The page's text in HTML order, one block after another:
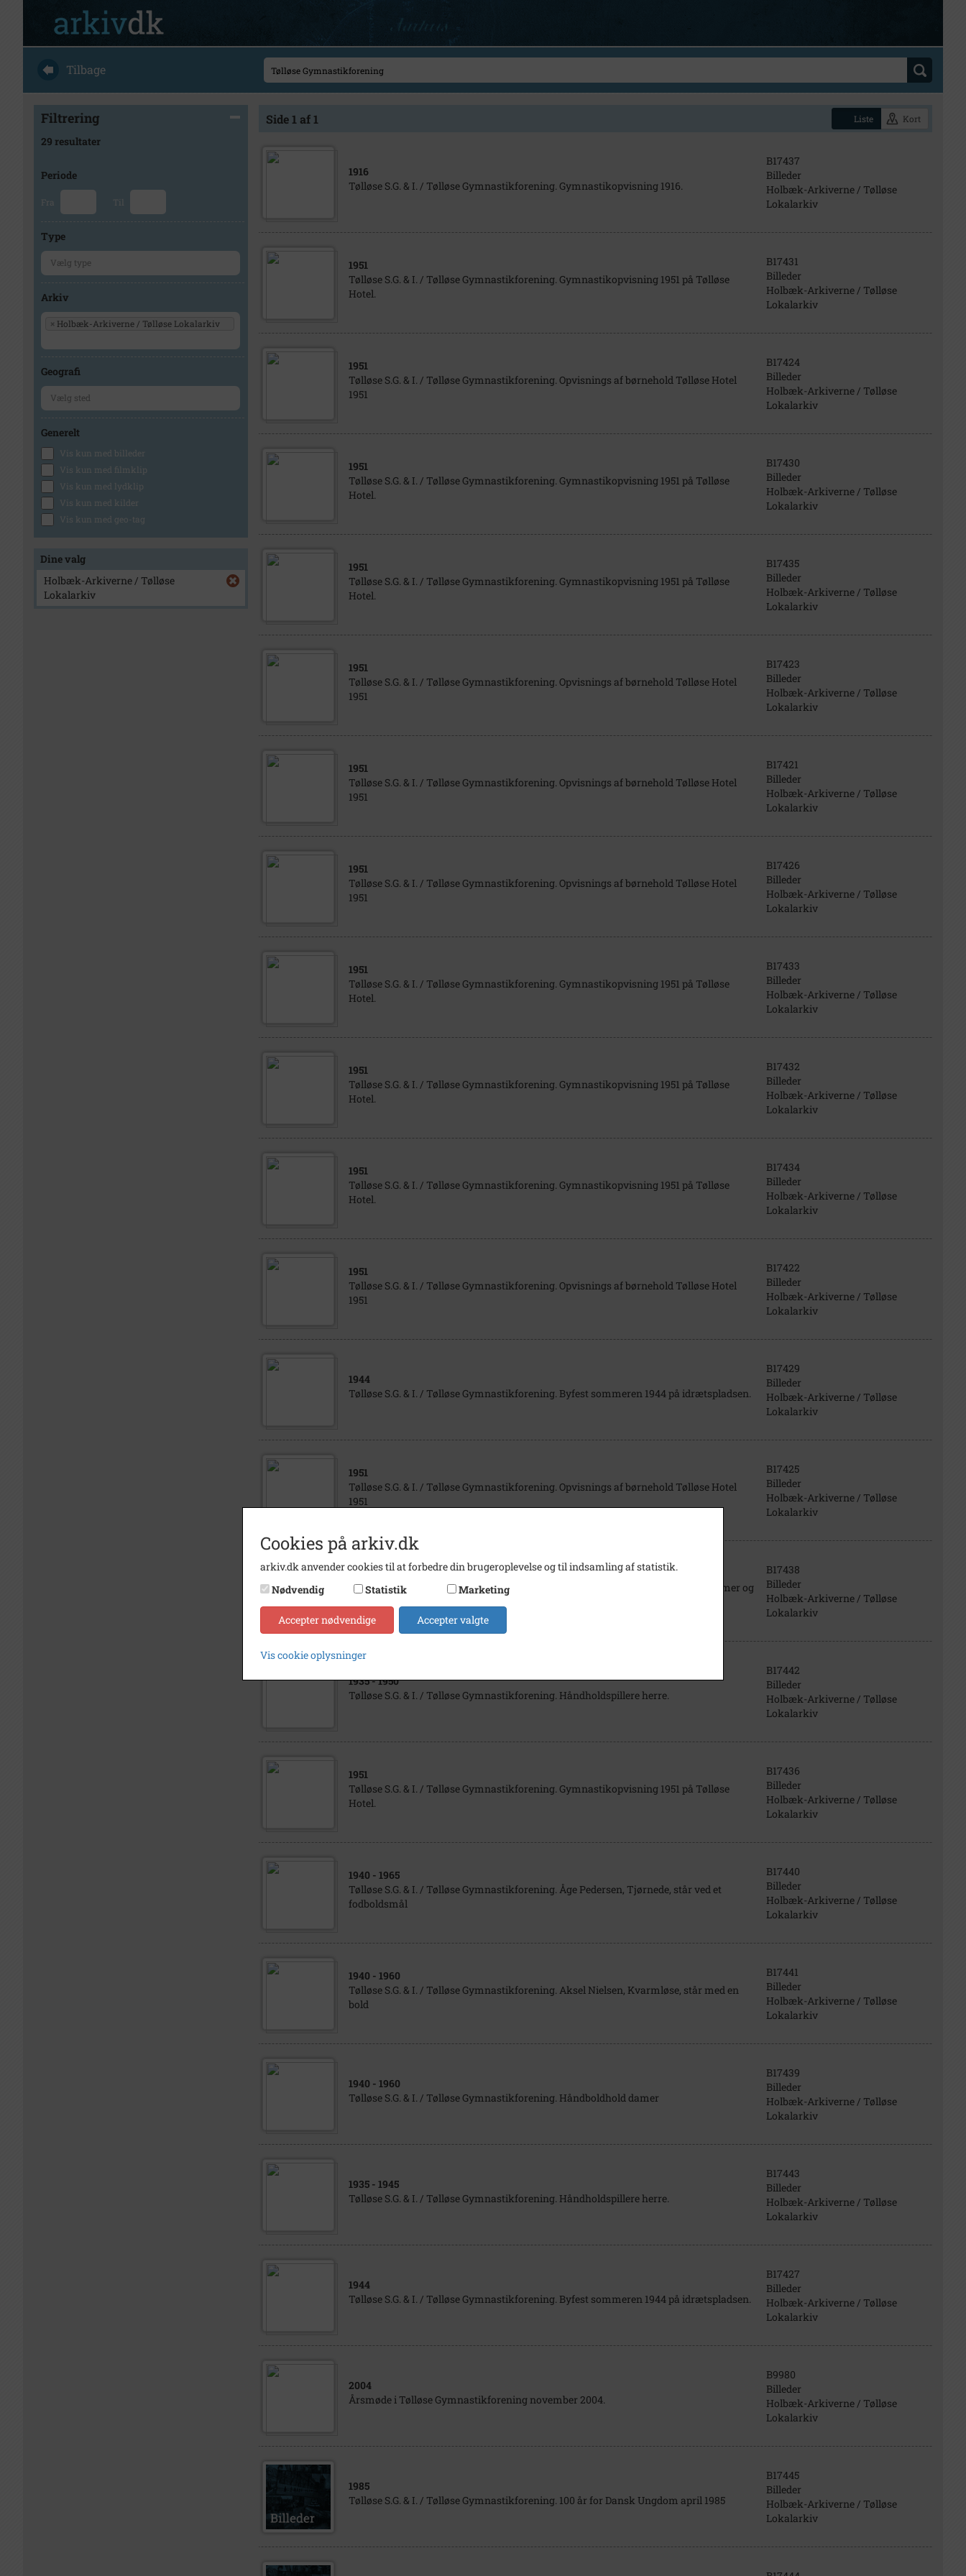
Tilbage
Filtrering
29 resultater
Periode
Fra Til
Type
Arkiv
× Holbæk-Arkiverne / Tølløse Lokalarkiv
Geografi
Generelt
Vis kun med billeder
Vis kun med filmklip
Vis kun med lydklip
Vis kun med kilder
Vis kun med geo-tag
Dine valg
Holbæk-Arkiverne / Tølløse
Lokalarkiv
Side 1 af 1 Liste Kort
1916
Tølløse S.G. & I. / Tølløse Gymnastikforening. Gymnastikopvisning 1916.
B17437
Billeder
Holbæk-Arkiverne / Tølløse
Lokalarkiv
1951
Tølløse S.G. & I. / Tølløse Gymnastikforening. Gymnastikopvisning 1951 på Tølløse
Hotel.
B17431
Billeder
Holbæk-Arkiverne / Tølløse
Lokalarkiv
1951
Tølløse S.G. & I. / Tølløse Gymnastikforening. Opvisnings af børnehold Tølløse Hotel
1951
B17424
Billeder
Holbæk-Arkiverne / Tølløse
Lokalarkiv
1951
Tølløse S.G. & I. / Tølløse Gymnastikforening. Gymnastikopvisning 1951 på Tølløse
Hotel.
B17430
Billeder
Holbæk-Arkiverne / Tølløse
Lokalarkiv
1951
Tølløse S.G. & I. / Tølløse Gymnastikforening. Gymnastikopvisning 1951 på Tølløse
Hotel.
B17435
Billeder
Holbæk-Arkiverne / Tølløse
Lokalarkiv
1951
Tølløse S.G. & I. / Tølløse Gymnastikforening. Opvisnings af børnehold Tølløse Hotel
1951
B17423
Billeder
Holbæk-Arkiverne / Tølløse
Lokalarkiv
1951
Tølløse S.G. & I. / Tølløse Gymnastikforening. Opvisnings af børnehold Tølløse Hotel
1951
B17421
Billeder
Holbæk-Arkiverne / Tølløse
Lokalarkiv
1951
Tølløse S.G. & I. / Tølløse Gymnastikforening. Opvisnings af børnehold Tølløse Hotel
1951
B17426
Billeder
Holbæk-Arkiverne / Tølløse
Lokalarkiv
1951
Tølløse S.G. & I. / Tølløse Gymnastikforening. Gymnastikopvisning 1951 på Tølløse
Hotel.
B17433
Billeder
Holbæk-Arkiverne / Tølløse
Lokalarkiv
1951
Tølløse S.G. & I. / Tølløse Gymnastikforening. Gymnastikopvisning 1951 på Tølløse
Hotel.
B17432
Billeder
Holbæk-Arkiverne / Tølløse
Lokalarkiv
1951
Tølløse S.G. & I. / Tølløse Gymnastikforening. Gymnastikopvisning 1951 på Tølløse
Hotel.
B17434
Billeder
Holbæk-Arkiverne / Tølløse
Lokalarkiv
1951
Tølløse S.G. & I. / Tølløse Gymnastikforening. Opvisnings af børnehold Tølløse Hotel
1951
B17422
Billeder
Holbæk-Arkiverne / Tølløse
Lokalarkiv
1944
Tølløse S.G. & I. / Tølløse Gymnastikforening. Byfest sommeren 1944 på idrætspladsen.
B17429
Billeder
Holbæk-Arkiverne / Tølløse
Lokalarkiv
1951
Tølløse S.G. & I. / Tølløse Gymnastikforening. Opvisnings af børnehold Tølløse Hotel
1951
B17425
Billeder
Holbæk-Arkiverne / Tølløse
Lokalarkiv
1916- 1940
Tølløse S.G. & I. / Tølløse Gymnastikforening. Tølløse gymnaster blandet hold damer og
B17438
Billeder
Holbæk-Arkiverne / Tølløse
Lokalarkiv
1935- 1950
Tølløse S.G. & I. / Tølløse Gymnastikforening. Håndholdspillere herre.
B17442
Billeder
Holbæk-Arkiverne / Tølløse
Lokalarkiv
1951
Tølløse S.G. & I. / Tølløse Gymnastikforening. Gymnastikopvisning 1951 på Tølløse
Hotel.
B17436
Billeder
Holbæk-Arkiverne / Tølløse
Lokalarkiv
1940 - 1965
Tølløse S.G. & I. / Tølløse Gymnastikforening. Åge Pedersen, Tjørnede, står ved et
fodboldsmål
B17440
Billeder
Holbæk-Arkiverne / Tølløse
Lokalarkiv
1940 - 1960
Tølløse S.G. & I. / Tølløse Gymnastikforening. Aksel Nielsen, Kvarmløse, står med en
bold
B17441
Billeder
Holbæk-Arkiverne / Tølløse
Lokalarkiv
1940 - 1960
Tølløse S.G. & I. / Tølløse Gymnastikforening. Håndboldhold damer
B17439
Billeder
Holbæk-Arkiverne / Tølløse
Lokalarkiv
1935 - 1945
Tølløse S.G. & I. / Tølløse Gymnastikforening. Håndholdspillere herre.
B17443
Billeder
Holbæk-Arkiverne / Tølløse
Lokalarkiv
1944
Tølløse S.G. & I. / Tølløse Gymnastikforening. Byfest sommeren 1944 på idrætspladsen.
B17427
Billeder
Holbæk-Arkiverne / Tølløse
Lokalarkiv
2004
Årsmøde i Tølløse Gymnastikforening november 2004.
B9980
Billeder
Holbæk-Arkiverne / Tølløse
Lokalarkiv
1985
Tølløse S.G. & I. / Tølløse Gymnastikforening. 100 år for Dansk Ungdom april 1985
B17445
Billeder
Holbæk-Arkiverne / Tølløse
Lokalarkiv
Cookies på arkiv.dk
arkiv.dk anvender cookies til at forbedre din brugeroplevelse og til indsamling af statistik.
Nødvendig
Statistik Marketing
Accepter nødvendige Accepter valgte
Vis cookie oplysninger